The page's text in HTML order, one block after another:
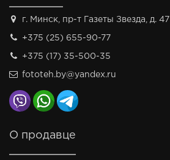
г. Минск, пр-т Газеты Звезда, д. 47
+375 (25) 655-90-77
+375 (17) 35-500-35
fototeh.by@yandex.ru
О продавце